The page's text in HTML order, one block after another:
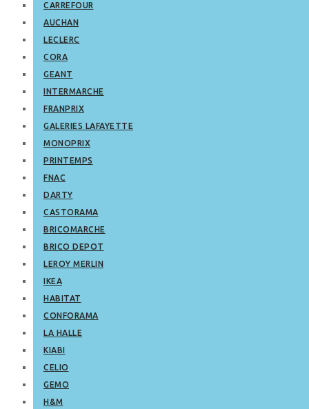
CARREFOUR
AUCHAN
LECLERC
CORA
GEANT
INTERMARCHE
FRANPRIX
GALERIES LAFAYETTE
MONOPRIX
PRINTEMPS
FNAC
DARTY
CASTORAMA
BRICOMARCHE
BRICO DEPOT
LEROY MERLIN
IKEA
HABITAT
CONFORAMA
LA HALLE
KIABI
CELIO
GEMO
H&M